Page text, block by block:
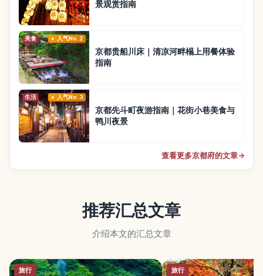
景观赏指南
美食 人气No.2
京都贵船川床｜清凉河畔榻上用餐体验
指南
生活 人气No.3
京都先斗町夜游指南｜花街小巷美食与
鸭川夜景
查看更多京都府的文章→
推荐汇总文章
介绍本文的汇总文章
旅行 旅行